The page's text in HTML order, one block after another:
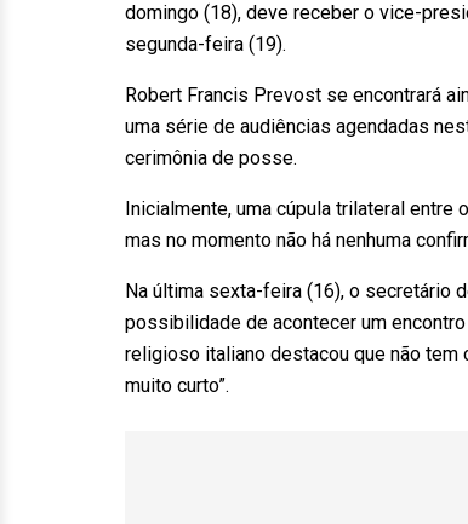
domingo (18), deve receber o vice-
segunda-feira (19).
Robert Francis Prevost se encontrará
uma série de audiências agendadas
cerimônia de posse.
Inicialmente, uma cúpula trilateral entre
mas no momento não há nenhuma
Na última sexta-feira (16), o secretário
possibilidade de acontecer um
religioso italiano destacou que não tem
muito curto”.